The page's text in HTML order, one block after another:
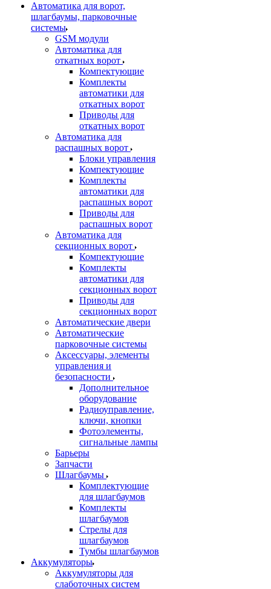
Автоматика для ворот,
шлагбаумы, парковочные
системы
GSM модули
Автоматика для
откатных ворот
Компектующие
Комплекты
автоматики для
откатных ворот
Приводы для
откатных ворот
Автоматика для
распашных ворот
Блоки управления
Компектующие
Комплекты
автоматики для
распашных ворот
Приводы для
распашных ворот
Автоматика для
секционных ворот
Компектующие
Комплекты
автоматики для
секционных ворот
Приводы для
секционных ворот
Автоматические двери
Автоматические
парковочные системы
Аксессуары, элементы
управления и
безопасности
Дополнительное
оборудование
Радиоуправление,
ключи, кнопки
Фотоэлементы,
сигнальные лампы
Барьеры
Запчасти
Шлагбаумы
Комплектующие
для шлагбаумов
Комплекты
шлагбаумов
Стрелы для
шлагбаумов
Тумбы шлагбаумов
Аккумуляторы
Аккумуляторы для
слаботочных систем